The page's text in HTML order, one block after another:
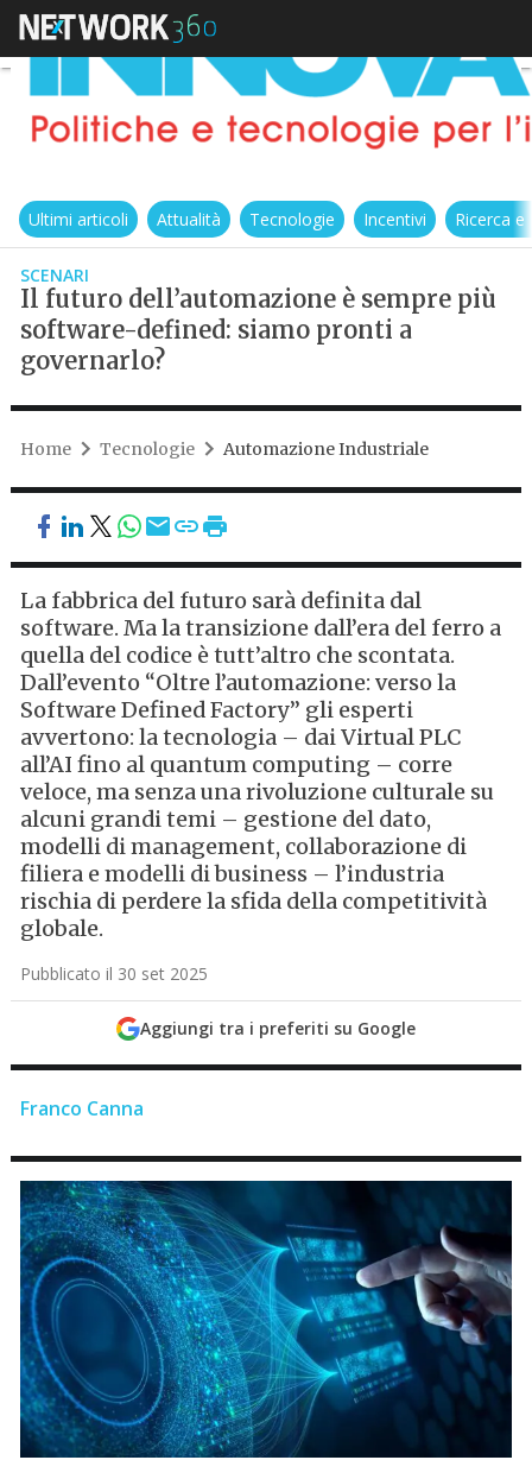
Ultimi articoli Attualità Tecnologie Incentivi Ricerca
SCENARI
Il futuro dell’automazione è sempre più
software-defined: siamo pronti a
governarlo?
Home Tecnologie Automazione Industriale
La fabbrica del futuro sarà definita dal
software. Ma la transizione dall’era del ferro a
quella del codice è tutt’altro che scontata.
Dall’evento “Oltre l’automazione: verso la
Software Defined Factory” gli esperti
avvertono: la tecnologia – dai Virtual PLC
all’AI fino al quantum computing – corre
veloce, ma senza una rivoluzione culturale su
alcuni grandi temi – gestione del dato,
modelli di management, collaborazione di
filiera e modelli di business – l’industria
rischia di perdere la sfida della competitività
globale.
Pubblicato il 30 set 2025
Aggiungi tra i preferiti su Google
Franco Canna